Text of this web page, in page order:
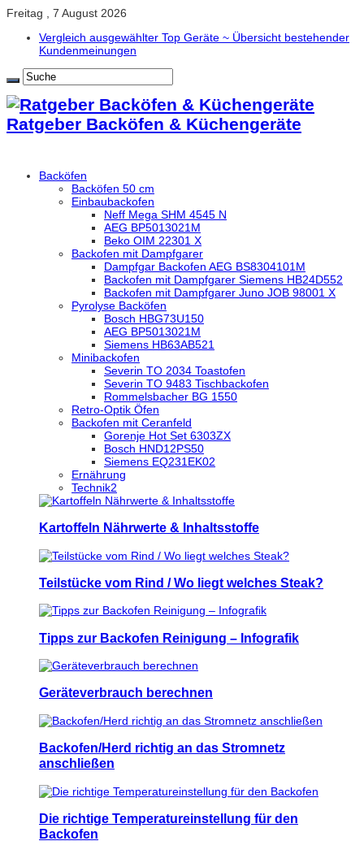
Freitag , 7 August 2026
Vergleich ausgewählter Top Geräte ~ Übersicht bestehender
Kundenmeinungen
Ratgeber Backöfen & Küchengeräte
Backöfen
Backöfen 50 cm
Einbaubackofen
Neff Mega SHM 4545 N
AEG BP5013021M
Beko OIM 22301 X
Backofen mit Dampfgarer
Dampfgar Backofen AEG BS8304101M
Backofen mit Dampfgarer Siemens HB24D552
Backofen mit Dampfgarer Juno JOB 98001 X
Pyrolyse Backöfen
Bosch HBG73U150
AEG BP5013021M
Siemens HB63AB521
Minibackofen
Severin TO 2034 Toastofen
Severin TO 9483 Tischbackofen
Rommelsbacher BG 1550
Retro-Optik Öfen
Backofen mit Ceranfeld
Gorenje Hot Set 6303ZX
Bosch HND12PS50
Siemens EQ231EK02
Ernährung
Technik2
Kartoffeln Nährwerte & Inhaltsstoffe
Teilstücke vom Rind / Wo liegt welches Steak?
Tipps zur Backofen Reinigung – Infografik
Geräteverbrauch berechnen
Backofen/Herd richtig an das Stromnetz
anschließen
Die richtige Temperatureinstellung für den
Backofen